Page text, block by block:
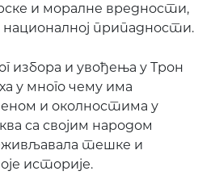
и моралне вредности,
националној припадности.
избора и увођења у Трон
у много чему има
и околностима у
са својим народом
тешке и
историје.